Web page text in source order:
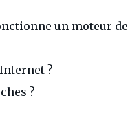
un moteur de
?
?